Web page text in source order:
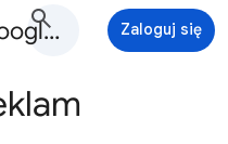
Centrum zasad Google Ads - Pomoc Zaloguj się